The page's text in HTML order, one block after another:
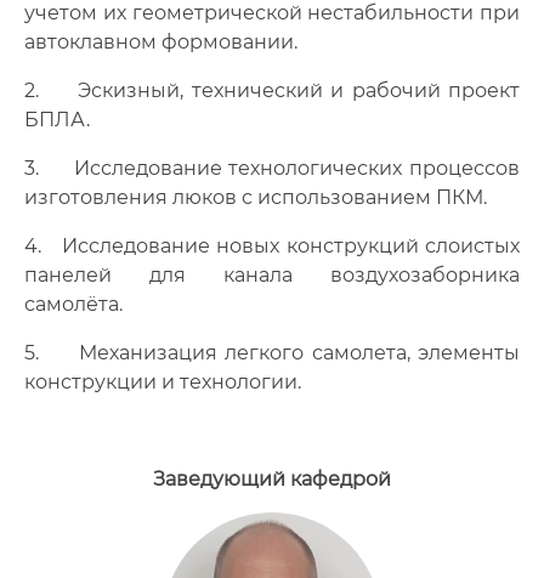
Публикации сотрудников кафедры
Расписание консультаций
Документы
Фотогалерея
Преподаватели
Сотрудники
Сотрудники научно-исследовательского
сектора
Расписание звонков в 6 корпусе
Заведующий кафедрой
учетом их геометрической нестабильности при
автоклавном формовании.
2. Эскизный, технический и рабочий проект
БПЛА.
3. Исследование технологических процессов
изготовления люков с использованием ПКМ.
4. Исследование новых конструкций слоистых
панелей для канала воздухозаборника
самолёта.
5. Механизация легкого самолета, элементы
конструкции и технологии.